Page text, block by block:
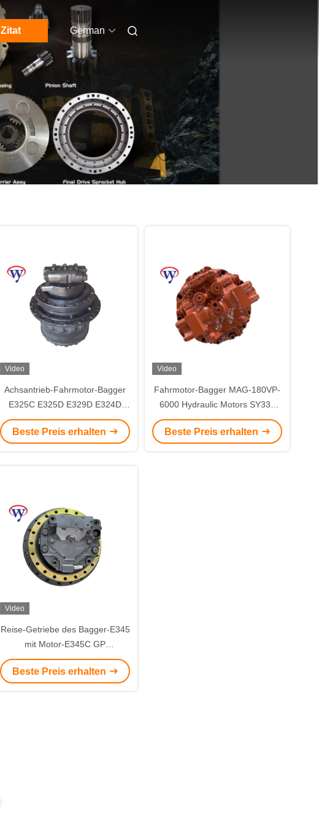
Zitat German
Video
Achsantrieb-Fahrmotor-Bagger
E325C E325D E329D E324D
215-9952
Beste Preis erhalten
Video
Fahrmotor-Bagger MAG-180VP-
6000 Hydraulic Motors SY335
SH350 des Bagger-SY305
Beste Preis erhalten
Video
Reise-Getriebe des Bagger-E345
mit Motor-E345C GP
ABSCHLIESSENDES 227-6045
333-3036
Beste Preis erhalten